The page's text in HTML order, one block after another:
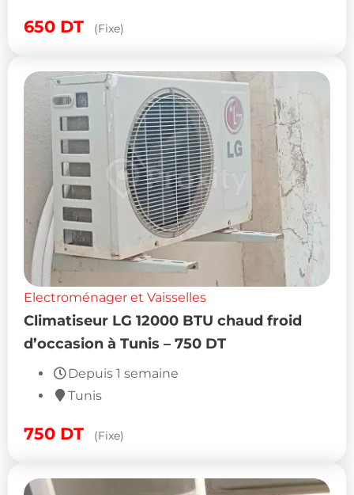
650 DT (Fixe)
Electroménager et Vaisselles
Climatiseur LG 12000 BTU chaud froid
d’occasion à Tunis – 750 DT
Depuis 1 semaine
Tunis
750 DT (Fixe)